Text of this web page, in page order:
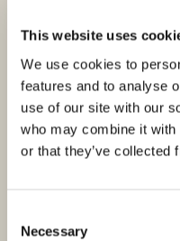
This website uses
We use cookies to
features and to analyse
use of our site with our
who may combine it with
or that they’ve collected
Selection
Necessary
personenbezogenen
Falle von Anfragen
bezüglich des
Löschung/Sperrung, auf
Verarbeitung, auf
Kontaktformular oder
Adresse
Der